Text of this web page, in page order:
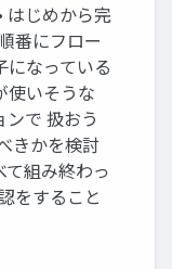
はじめから完
番にフロー
になっている
使いそうな
で 扱おう
きかを検討
て組み終わっ
をすること